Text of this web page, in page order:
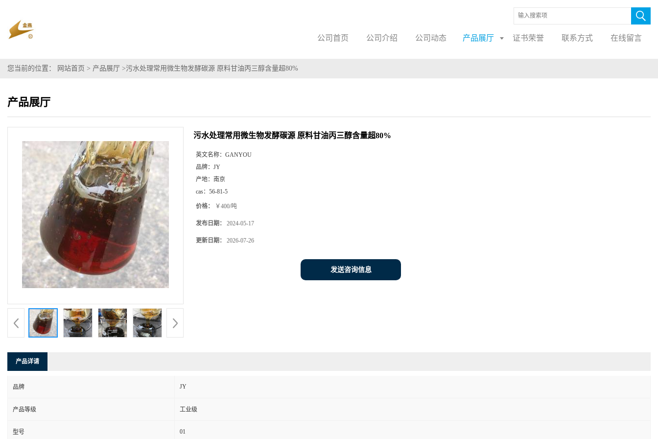
公司首页 公司介绍 公司动态 产品展厅 证书荣誉 联系方式 在线留言
您当前的位置： 网站首页 > 产品展厅 >污水处理常用微生物发酵碳源 原料甘油丙三醇含量超80%
产品展厅
污水处理常用微生物发酵碳源 原料甘油丙三醇含量超80%
英文名称： GANYOU
品牌： JY
产地： 南京
cas： 56-81-5
价格： ￥400/吨
发布日期： 2024-05-17
更新日期： 2026-07-26
发送咨询信息
产品详请
品牌 JY
产品等级 工业级
型号 01